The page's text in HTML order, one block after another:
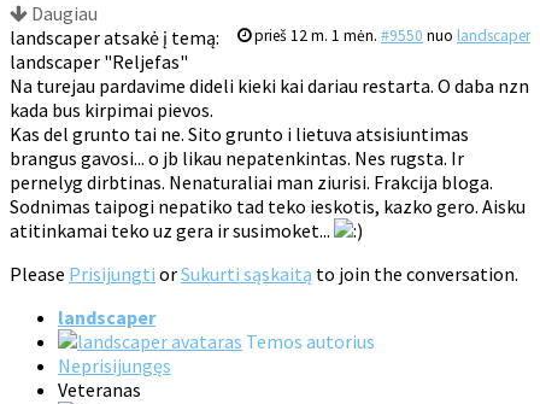
Daugiau
prieš 12 m. 1 mėn. #9550 nuo landscaper
landscaper atsakė į temą:
landscaper "Reljefas"
Na turejau pardavime dideli kieki kai dariau restarta. O daba nzn
kada bus kirpimai pievos.
Kas del grunto tai ne. Sito grunto i lietuva atsisiuntimas
brangus gavosi... o jb likau nepatenkintas. Nes rugsta. Ir
pernelyg dirbtinas. Nenaturaliai man ziurisi. Frakcija bloga.
Sodnimas taipogi nepatiko tad teko ieskotis, kazko gero. Aisku
atitinkamai teko uz gera ir susimoket...
Please Prisijungti orSukurti sąskaitą to join the conversation.
landscaper
Temos autorius
Neprisijungęs
Veteranas